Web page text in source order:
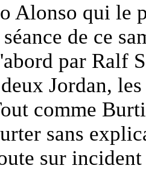
Alonso qui le
séance de ce
par Ralf
Jordan,
comme
sans
sur